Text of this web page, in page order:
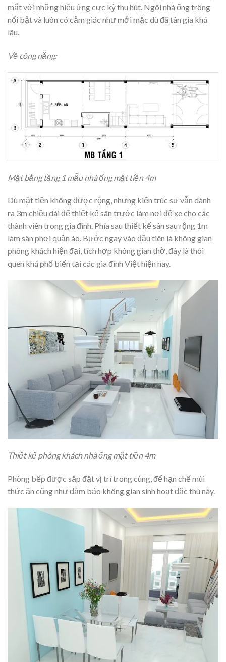
mắt với những hiệu ứng cực kỳ thu hút. Ngôi nhà ống trông
nổi bật và luôn có cảm giác như mới mặc dù đã tân gia khá
lâu.
Về công năng:
Mặt bằng tầng 1 mẫu nhà ống mặt tiền 4m
Dù mặt tiền không được rộng, nhưng kiến trúc sư vẫn dành
ra 3m chiều dài để thiết kế sân trước làm nơi để xe cho các
thành viên trong gia đình. Phía sau thiết kế sân sau rộng 1m
làm sân phơi quần áo. Bước ngay vào đầu tiên là không gian
phòng khách hiện đại, tích hợp không gian thờ, đây là thói
quen khá phố biến tại các gia đình Việt hiện nay.
Thiết kế phòng khách nhà ống mặt tiền 4m
Phòng bếp được sắp đặt vị trí trong cùng, để hạn chế mùi
thức ăn cũng như đảm bảo không gian sinh hoạt đặc thù này.